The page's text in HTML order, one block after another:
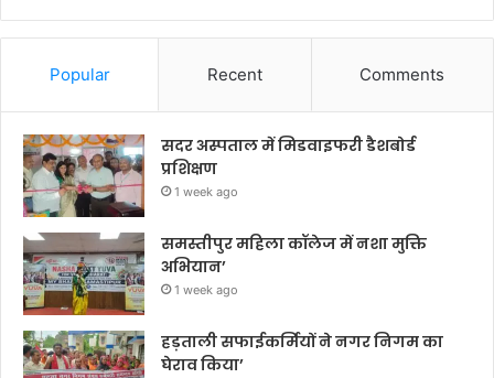
Popular Recent Comments
सदर अस्पताल में मिडवाइफरी डैशबोर्ड
प्रशिक्षण
1 week ago
समस्तीपुर महिला कॉलेज में नशा मुक्ति
अभियान’
1 week ago
हड़ताली सफाईकर्मियों ने नगर निगम का
घेराव किया’